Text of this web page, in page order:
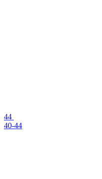
44
40-44